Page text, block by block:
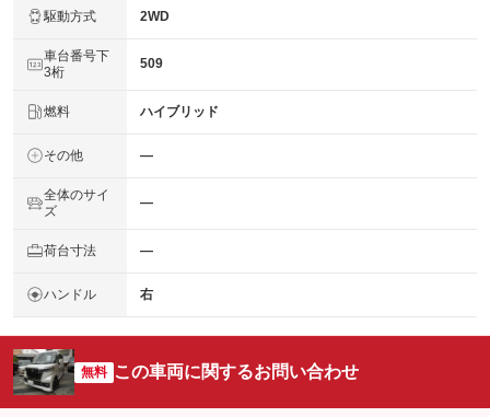
駆動方式 2WD
車台番号下
3桁
509
燃料 ハイブリッド
その他 ―
全体のサイ
ズ
―
荷台寸法 ―
ハンドル 右
無料 この車両に関するお問い合わせ